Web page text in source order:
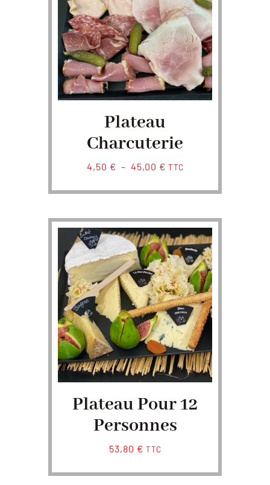
Plateau
Charcuterie
4,50 € – 45,00 € Plage
prix :
45,00 €
TTC
Plateau Pour 12
Personnes
53,80 € TTC